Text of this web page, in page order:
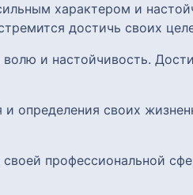
характером и
достичь своих
и настойчивость.
определения своих
профессиональной